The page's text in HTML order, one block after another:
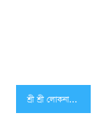
শ্রী শ্রী লোকনাথ স্মৃতি তর্পণ সংঘ ও যুব সেবা সংঘ কুমিল্লার তীর্থযাত্রা